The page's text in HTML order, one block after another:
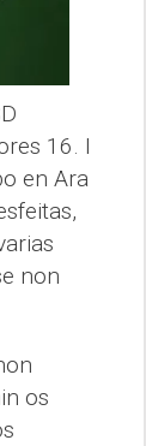
16. I
en Ara
non
os